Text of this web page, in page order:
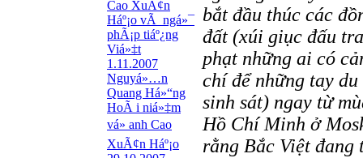
Cao XuÃ¢n
Háº¡o vÃ ngá»¯
phÃ¡p tiáº¿ng
Viá»‡t
1.11.2007
Nguyá»…n
Quang Há»“ng
HoÃ i niá»‡m
vá» anh Cao
XuÃ¢n Háº¡o
bắt đầu thúc các
đất (xúi giục đấu
phạt những ai có
chí để những tay
sinh sát) ngay từ
Hồ Chí Minh ở
rằng Bắc Việt